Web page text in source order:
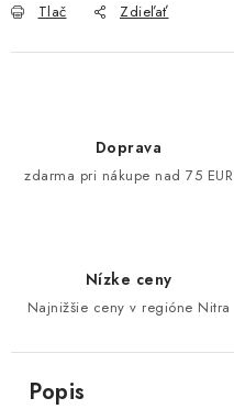
Tlač Zdieľať
Doprava
zdarma pri nákupe nad 75 EUR
Nízke ceny
Najnižšie ceny v regióne Nitra
Popis